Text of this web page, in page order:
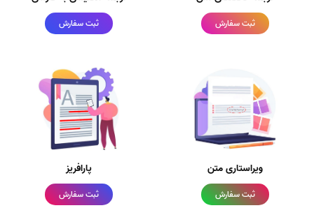
ثبت سفارش ثبت سفارش
ویراستاری متن
ثبت سفارش
پارافریز
ثبت سفارش